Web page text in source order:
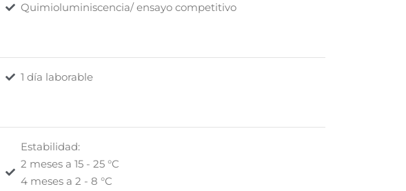
Quimioluminiscencia/ ensayo competitivo
1 día laborable
Estabilidad:
2 meses a 15 - 25 °C
4 meses a 2 - 8 °C